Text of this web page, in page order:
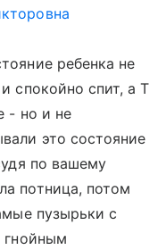
ребенка не
спокойно спит, а Т
- но и не
это состояние
по вашему
потница, потом
пузырьки с
гнойным